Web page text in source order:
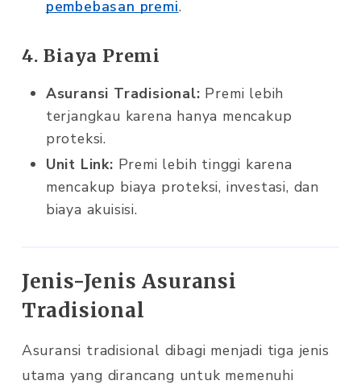
pembebasan premi.
4. Biaya Premi
Asuransi Tradisional: Premi lebih
terjangkau karena hanya mencakup
proteksi.
Unit Link: Premi lebih tinggi karena
mencakup biaya proteksi, investasi, dan
biaya akuisisi.
Jenis-Jenis Asuransi
Tradisional
Asuransi tradisional dibagi menjadi tiga jenis
utama yang dirancang untuk memenuhi